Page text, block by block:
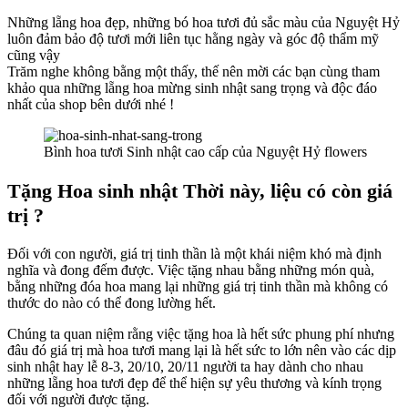
Những lẵng hoa đẹp, những bó hoa tươi đủ sắc màu của Nguyệt Hỷ
luôn đảm bảo độ tươi mới liên tục hằng ngày và góc độ thẩm mỹ
cũng vậy
Trăm nghe không bằng một thấy, thế nên mời các bạn cùng tham
khảo qua những lẵng hoa mừng sinh nhật sang trọng và độc đáo
nhất của shop bên dưới nhé !
Bình hoa tươi Sinh nhật cao cấp của Nguyệt Hỷ flowers
Tặng Hoa sinh nhật Thời này, liệu có còn giá
trị ?
Đối với con người, giá trị tinh thần là một khái niệm khó mà định
nghĩa và đong đếm được. Việc tặng nhau bằng những món quà,
bằng những đóa hoa mang lại những giá trị tinh thần mà không có
thước do nào có thể đong lường hết.
Chúng ta quan niệm rằng việc tặng hoa là hết sức phung phí nhưng
đâu đó giá trị mà hoa tươi mang lại là hết sức to lớn nên vào các dịp
sinh nhật hay lễ 8-3, 20/10, 20/11 người ta hay dành cho nhau
những lẵng hoa tươi đẹp để thể hiện sự yêu thương và kính trọng
đối với người được tặng.